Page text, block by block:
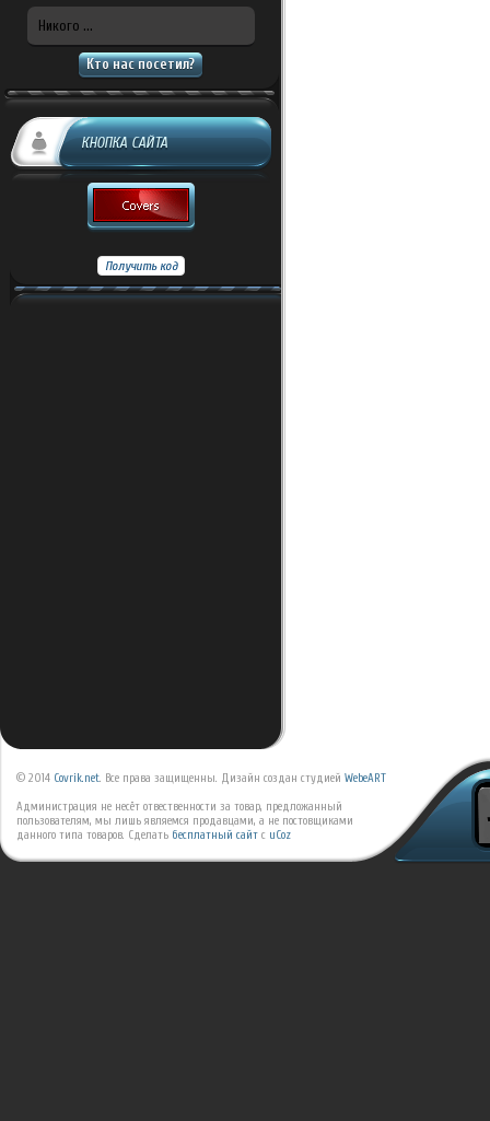
Никого ...
Кто нас посетил?
КНОПКА САЙТА
© 2014 Covrik.net. Все права защищенны. Дизайн создан студией WebeART
Администрация не несёт отвественности за товар, предложанный
пользователям, мы лишь являемся продавцами, а не постовщиками
данного типа товаров. Сделать бесплатный сайт с uCoz